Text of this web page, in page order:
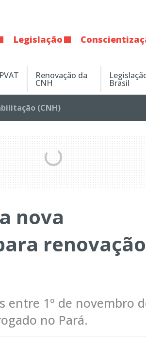
Legislação
Renovação da
CNH Brasil
(CNH)
nova
entre 1º de novembro
no Pará.